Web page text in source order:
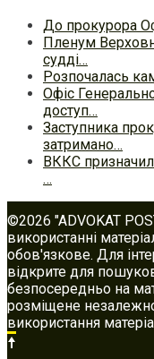
До прокурора
Пленум
судді…
Розпочалась
Офіс
доступ…
Заступника
затримано…
ВККС
…
©2026 "ADVOKAT
використанні
обов'язкове. Для
відкрите для
безпосередньо на
розміщене
використання